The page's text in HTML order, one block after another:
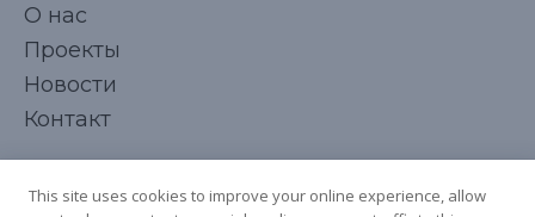
О нас
Проекты
Новости
Контакт
This site uses cookies to improve your online experience, allow